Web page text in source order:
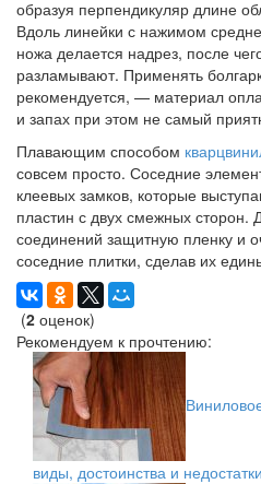
образуя перпендикуляр длине
Вдоль линейки с нажимом
ножа делается надрез, после
разламывают. Применять
рекомендуется, — материал
и запах при этом не самый
Плавающим способом
совсем просто. Соседние
клеевых замков, которые
пластин с двух смежных сторон.
соединений защитную пленку и
соседние плитки, сделав их
(2 оценок)
Рекомендуем к прочтению:
виды, достоинства и недостатки